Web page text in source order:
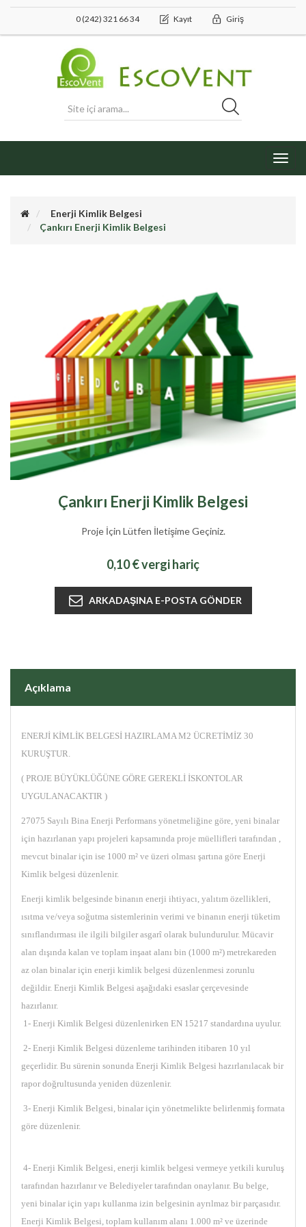
0 (242) 321 66 34 Kayıt Giriş
Enerji Kimlik Belgesi
Çankırı Enerji Kimlik Belgesi
Çankırı Enerji Kimlik Belgesi
Proje İçin Lütfen İletişime Geçiniz.
0,10 € vergi hariç
Açıklama
ENERJİ KİMLİK BELGESİ HAZIRLAMA M2 ÜCRETİMİZ 30
KURUŞTUR.
( PROJE BÜYÜKLÜĞÜNE GÖRE GEREKLİ İSKONTOLAR
UYGULANACAKTIR )
27075 Sayılı Bina Enerji Performans yönetmeliğine göre, yeni binalar
için hazırlanan yapı projeleri kapsamında proje müellifleri tarafından ,
mevcut binalar için ise 1000 m² ve üzeri olması şartına göre Enerji
Kimlik belgesi düzenlenir.
Enerji kimlik belgesinde binanın enerji ihtiyacı, yalıtım özellikleri,
ısıtma ve/veya soğutma sistemlerinin verimi ve binanın enerji tüketim
sınıflandırması ile ilgili bilgiler asgarî olarak bulundurulur. Mücavir
alan dışında kalan ve toplam inşaat alanı bin (1000 m²) metrekareden
az olan binalar için enerji kimlik belgesi düzenlenmesi zorunlu
değildir. Enerji Kimlik Belgesi aşağıdaki esaslar çerçevesinde
hazırlanır.
1- Enerji Kimlik Belgesi düzenlenirken EN 15217 standardına uyulur.
2- Enerji Kimlik Belgesi düzenleme tarihinden itibaren 10 yıl
geçerlidir. Bu sürenin sonunda Enerji Kimlik Belgesi hazırlanılacak bir
rapor doğrultusunda yeniden düzenlenir.
3- Enerji Kimlik Belgesi, binalar için yönetmelikte belirlenmiş formata
göre düzenlenir.
4- Enerji Kimlik Belgesi, enerji kimlik belgesi vermeye yetkili kuruluş
tarafından hazırlanır ve Belediyeler tarafından onaylanır. Bu belge,
yeni binalar için yapı kullanma izin belgesinin ayrılmaz bir parçasıdır.
Enerji Kimlik Belgesi, toplam kullanım alanı 1.000 m² ve üzerinde